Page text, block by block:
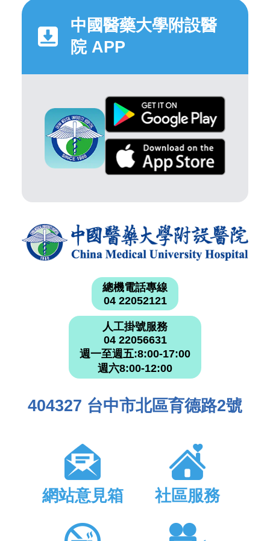
中國醫藥大學附設醫
院 APP
總機電話專線
04 22052121
人工掛號服務
04 22056631
週一至週五:8:00-17:00
週六8:00-12:00
404327 台中市北區育德路2號
網站意見箱 社區服務